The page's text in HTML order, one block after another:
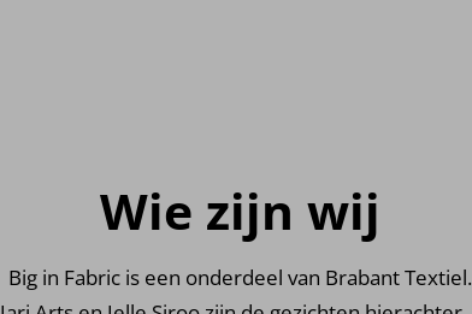
Wie zijn wij
Big in Fabric is een onderdeel van Brabant Textiel.